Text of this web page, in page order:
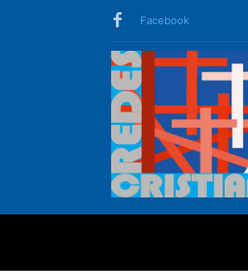
Facebook